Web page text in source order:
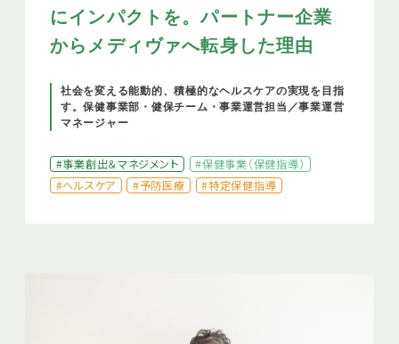
にインパクトを。パートナー企業
からメディヴァへ転身した理由
社会を変える能動的、積極的なヘルスケアの実現を目指
す。保健事業部・健保チーム・事業運営担当／事業運営
マネージャー
#事業創出＆マネジメント
#保健事業（保健指導）
#ヘルスケア
#予防医療 #特定保健指導